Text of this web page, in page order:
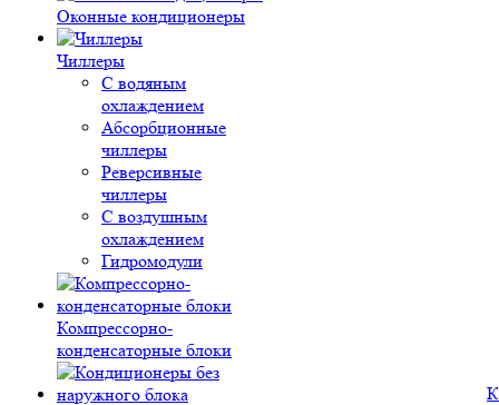
Оконные кондиционеры
Чиллеры
С водяным
охлаждением
Абсорбционные
чиллеры
Реверсивные
чиллеры
С воздушным
охлаждением
Гидромодули
Компрессорно-
конденсаторные блоки